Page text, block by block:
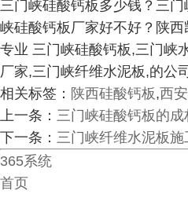
三门峡硅酸钙板多少钱？三
峡硅酸钙板厂家好不好？陕西
专业 三门峡硅酸钙板,三门峡
厂家,三门峡纤维水泥板,的公司
相关标签： 陕西硅酸钙板,西
上一条： 三门峡硅酸钙板的成
下一条： 三门峡纤维水泥板施
365系统
首页